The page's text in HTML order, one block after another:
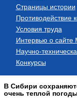
Страницы истории
Противодействие
Условия труда
Интервью о сайте
Научно-
Конкурсы
В Сибири
очень теплой погоды